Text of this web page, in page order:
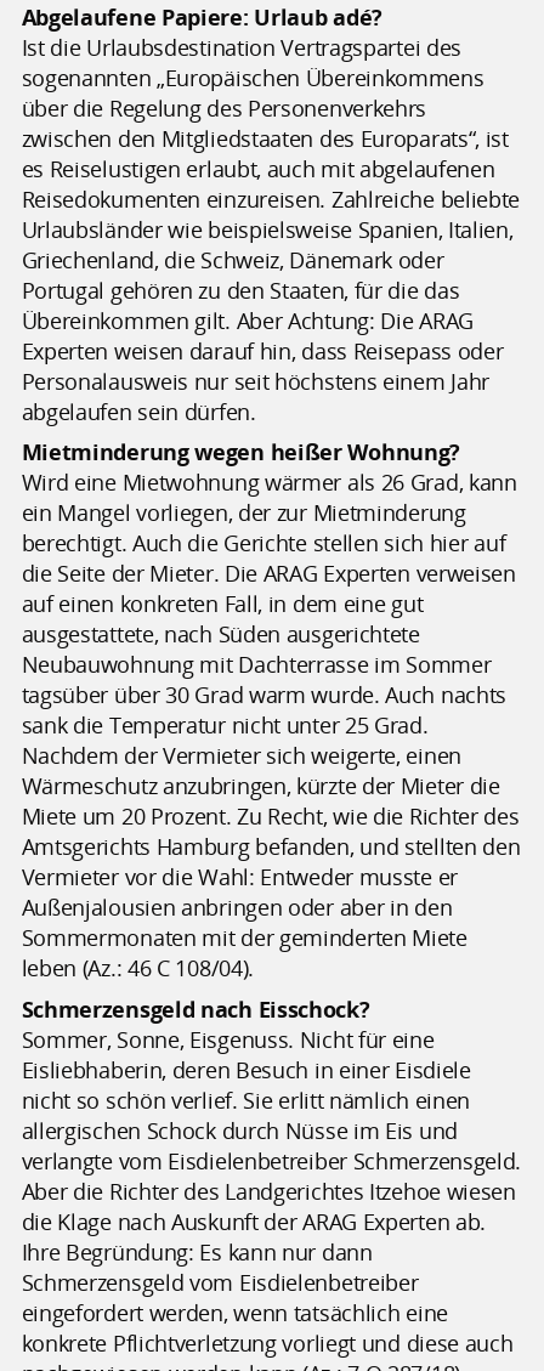
Abgelaufene Papiere: Urlaub adé?
Ist die Urlaubsdestination Vertragspartei des
sogenannten „Europäischen Übereinkommens
über die Regelung des Personenverkehrs
zwischen den Mitgliedstaaten des Europarats“, ist
es Reiselustigen erlaubt, auch mit abgelaufenen
Reisedokumenten einzureisen. Zahlreiche beliebte
Urlaubsländer wie beispielsweise Spanien, Italien,
Griechenland, die Schweiz, Dänemark oder
Portugal gehören zu den Staaten, für die das
Übereinkommen gilt. Aber Achtung: Die ARAG
Experten weisen darauf hin, dass Reisepass oder
Personalausweis nur seit höchstens einem Jahr
abgelaufen sein dürfen.
Mietminderung wegen heißer Wohnung?
Wird eine Mietwohnung wärmer als 26 Grad, kann
ein Mangel vorliegen, der zur Mietminderung
berechtigt. Auch die Gerichte stellen sich hier auf
die Seite der Mieter. Die ARAG Experten verweisen
auf einen konkreten Fall, in dem eine gut
ausgestattete, nach Süden ausgerichtete
Neubauwohnung mit Dachterrasse im Sommer
tagsüber über 30 Grad warm wurde. Auch nachts
sank die Temperatur nicht unter 25 Grad.
Nachdem der Vermieter sich weigerte, einen
Wärmeschutz anzubringen, kürzte der Mieter die
Miete um 20 Prozent. Zu Recht, wie die Richter des
Amtsgerichts Hamburg befanden, und stellten den
Vermieter vor die Wahl: Entweder musste er
Außenjalousien anbringen oder aber in den
Sommermonaten mit der geminderten Miete
leben (Az.: 46 C 108/04).
Schmerzensgeld nach Eisschock?
Sommer, Sonne, Eisgenuss. Nicht für eine
Eisliebhaberin, deren Besuch in einer Eisdiele
nicht so schön verlief. Sie erlitt nämlich einen
allergischen Schock durch Nüsse im Eis und
verlangte vom Eisdielenbetreiber Schmerzensgeld.
Aber die Richter des Landgerichtes Itzehoe wiesen
die Klage nach Auskunft der ARAG Experten ab.
Ihre Begründung: Es kann nur dann
Schmerzensgeld vom Eisdielenbetreiber
eingefordert werden, wenn tatsächlich eine
konkrete Pflichtverletzung vorliegt und diese auch